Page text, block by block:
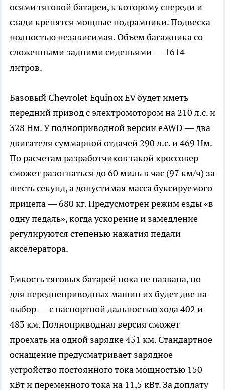
осями тяговой батареи, к которому спереди и
сзади крепятся мощные подрамники. Подвеска
полностью независимая. Объем багажника со
сложенными задними сиденьями — 1614
литров.
Базовый Chevrolet Equinox EV будет иметь
передний привод с электромотором на 210 л.с. и
328 Нм. У полноприводной версии eAWD — два
двигателя суммарной отдачей 290 л.с. и 469 Нм.
По расчетам разработчиков такой кроссовер
сможет разогнаться до 60 миль в час (97 км/ч) за
шесть секунд, а допустимая масса буксируемого
прицепа — 680 кг. Предусмотрен режим езды «в
одну педаль», когда ускорение и замедление
регулируются степенью нажатия педали
акселератора.
Емкость тяговых батарей пока не названа, но
для переднеприводных машин их будет две на
выбор — с паспортной дальностью хода 402 и
483 км. Полноприводная версия сможет
проехать на одной зарядке 451 км. Стандартное
оснащение предусматривает зарядное
устройство постоянного тока мощностью 150
кВт и переменного тока на 11,5 кВт. За доплату